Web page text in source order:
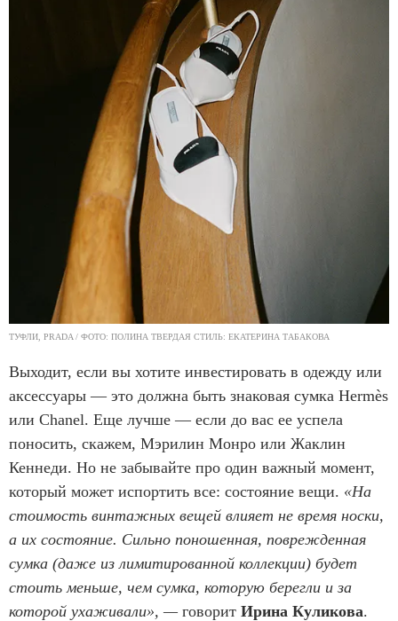
ТУФЛИ, PRADA / ФОТО: ПОЛИНА ТВЕРДАЯ СТИЛЬ: ЕКАТЕРИНА ТАБАКОВА
Выходит, если вы хотите инвестировать в одежду или
аксессуары — это должна быть знаковая сумка Hermès
или Chanel. Еще лучше — если до вас ее успела
поносить, скажем, Мэрилин Монро или Жаклин
Кеннеди. Но не забывайте про один важный момент,
который может испортить все: состояние вещи. «На
стоимость винтажных вещей влияет не время носки,
а их состояние. Сильно поношенная, поврежденная
сумка (даже из лимитированной коллекции) будет
стоить меньше, чем сумка, которую берегли и за
которой ухаживали», — говорит Ирина Куликова.